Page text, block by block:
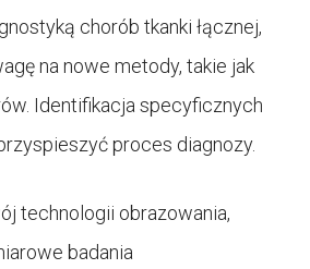
chorób tkanki łącznej,
na nowe metody, takie jak
Identifikacja specyficznych
proces diagnozy.
technologii obrazowania,
badania